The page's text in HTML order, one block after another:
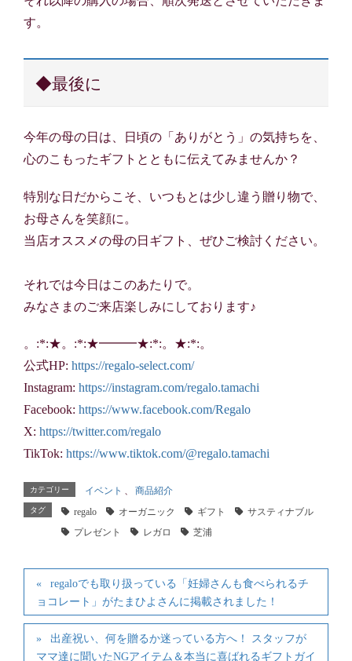
す。
◆最後に
今年の母の日は、日頃の「ありがとう」の気持ちを、
心のこもったギフトとともに伝えてみませんか？
特別な日だからこそ、いつもとは少し違う贈り物で、
お母さんを笑顔に。
当店オススメの母の日ギフト、ぜひご検討ください。
それでは今日はこのあたりで。
みなさまのご来店楽しみにしております♪
。:*:★。:*:★━━━★:*:。★:*:。
公式HP: https://regalo-select.com/
Instagram: https://instagram.com/regalo.tamachi
Facebook: https://www.facebook.com/Regalo
X: https://twitter.com/regalo
TikTok: https://www.tiktok.com/@regalo.tamachi
カテゴリー イベント 、 商品紹介
タグ regalo オーガニック ギフト
サスティナブル
プレゼント
レガロ 芝浦
regaloでも取り扱っている「妊婦さんも食べられるチ
ョコレート」がたまひよさんに掲載されました！
出産祝い、何を贈るか迷っている方へ！ スタッフが
ママ達に聞いたNGアイテム＆本当に喜ばれるギフトガイ